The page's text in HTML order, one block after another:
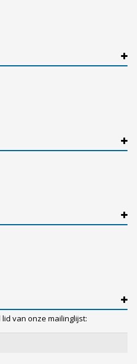
van onze mailinglijst: